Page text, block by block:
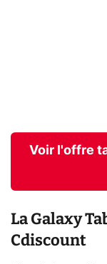
Voir l'offre
La Galaxy
Cdiscount